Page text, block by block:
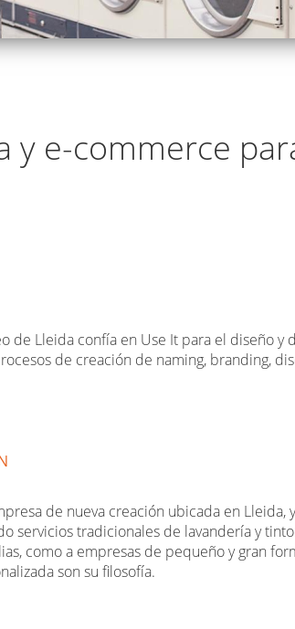
y e-commerce
de Lleida confía en Use It para el diseño
de creación de naming, branding,
de nueva creación ubicada en
servicios tradicionales de lavandería y
como a empresas de pequeño y gran
son su filosofía.